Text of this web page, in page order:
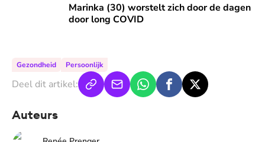
Marinka (30) worstelt zich door de dagen
door long COVID
Marinka (30) worstelt zich door de dagen door long COVID
Gezondheid Persoonlijk
Deel dit artikel:
Auteurs